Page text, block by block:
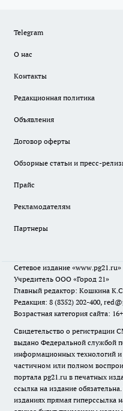
Telegram
О нас
Контакты
Редакционная политика
Объявления
Договор оферты
Обзорные статьи и пресс-
Прайс
Рекламодателям
Партнеры
Сетевое издание «www.pg21.ru»
Учредитель ООО «Город 21»
Главный редактор: Кошкина
Редакция: 8 (8352) 202-400,
Возрастная категория сайта: 16+
Свидетельство о регистрации
выдано Федеральной службой
информационных технологий
частичном или полном
портала pg21.ru в печатных
ссылка на издание
изданиях прямая гиперссылка